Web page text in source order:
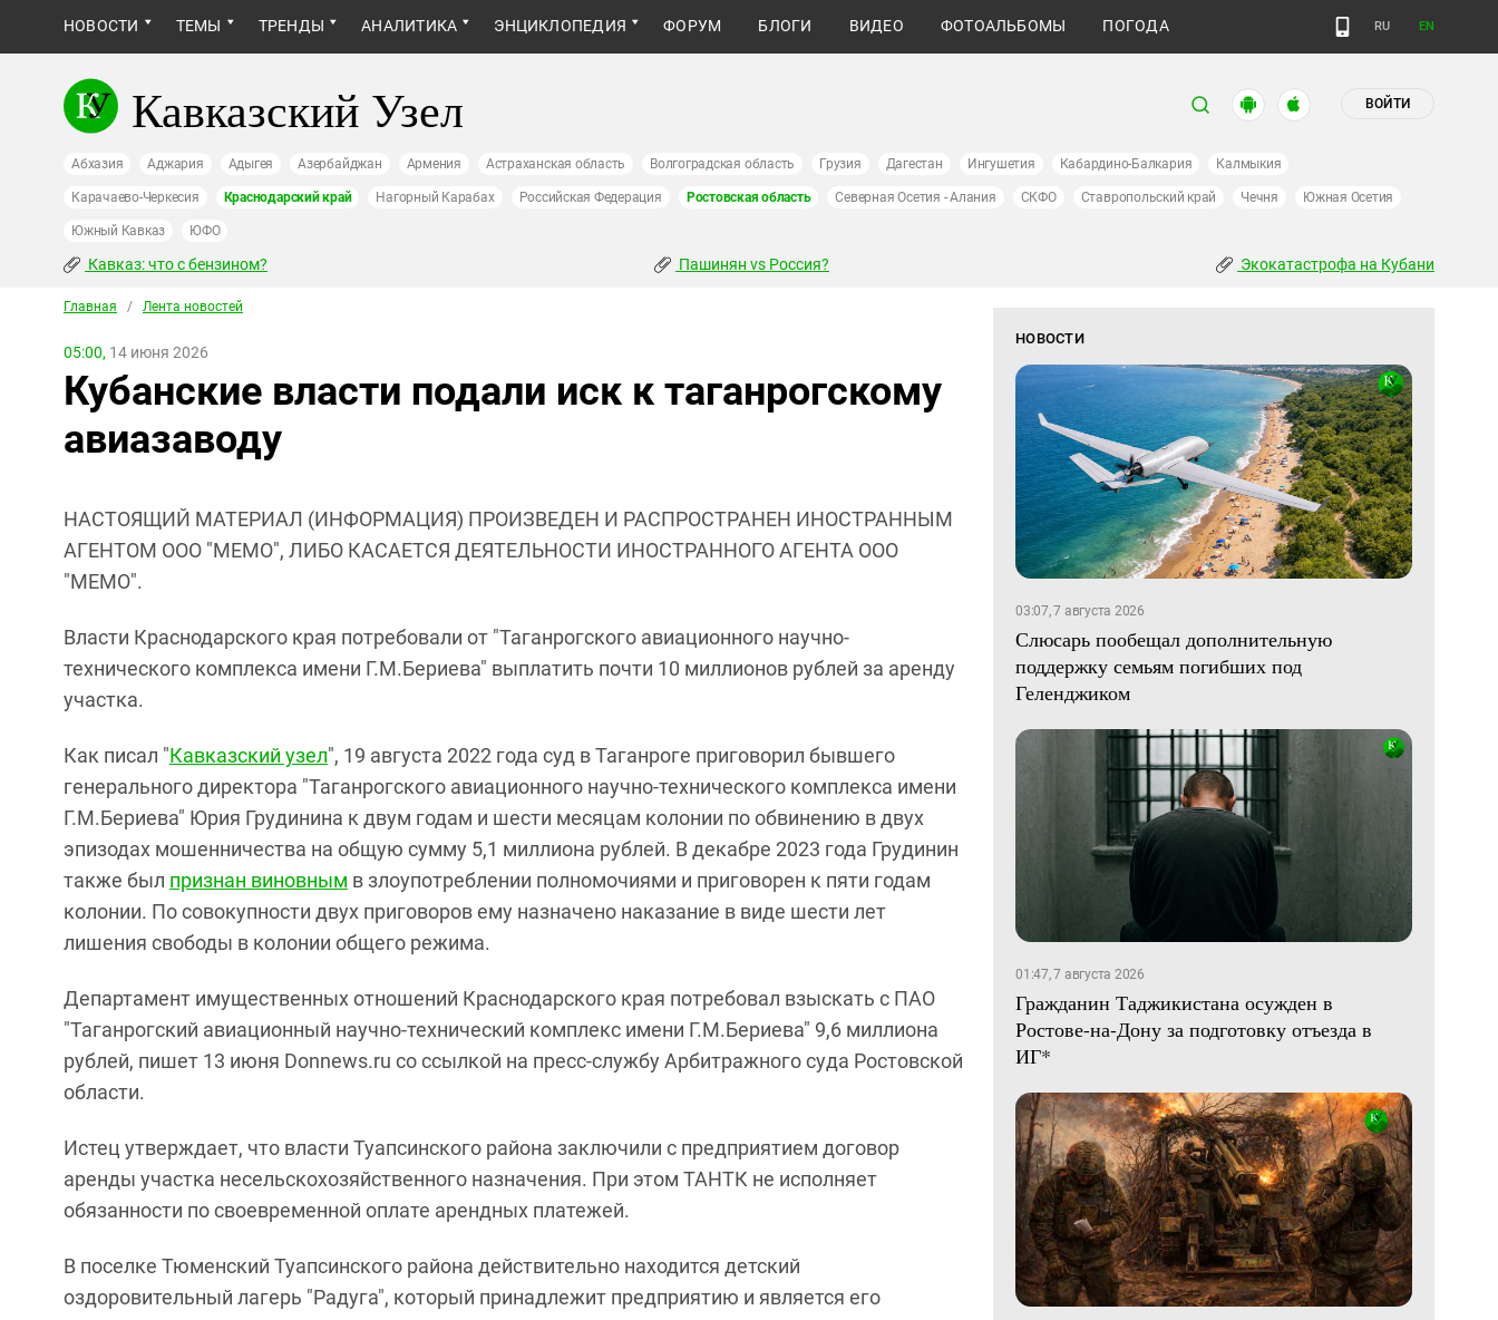
НОВОСТИ ТЕМЫ ТРЕНДЫ АНАЛИТИКА ЭНЦИКЛОПЕДИЯ ФОРУМ БЛОГИ ВИДЕО ФОТОАЛЬБОМЫ ПОГОДА RU EN
Кавказский Узел ВОЙТИ
Абхазия Аджария Адыгея Азербайджан Армения Астраханская область Волгоградская область Грузия Дагестан Ингушетия Кабардино-Балкария Калмыкия
Карачаево-Черкесия Краснодарский край Нагорный Карабах Российская Федерация Ростовская область Северная Осетия - Алания СКФО Ставропольский край Чечня Южная Осетия
Южный Кавказ ЮФО
Кавказ: что с бензином? Пашинян vs Россия? Экокатастрофа на Кубани
Главная / Лента новостей
05:00, 14 июня 2026
Кубанские власти подали иск к таганрогскому
авиазаводу
НАСТОЯЩИЙ МАТЕРИАЛ (ИНФОРМАЦИЯ) ПРОИЗВЕДЕН И РАСПРОСТРАНЕН ИНОСТРАННЫМ
АГЕНТОМ ООО "МЕМО", ЛИБО КАСАЕТСЯ ДЕЯТЕЛЬНОСТИ ИНОСТРАННОГО АГЕНТА ООО
"МЕМО".
Власти Краснодарского края потребовали от "Таганрогского авиационного научно-
технического комплекса имени Г.М.Бериева" выплатить почти 10 миллионов рублей за аренду
участка.
Как писал "Кавказский узел", 19 августа 2022 года суд в Таганроге приговорил бывшего
генерального директора "Таганрогского авиационного научно-технического комплекса имени
Г.М.Бериева" Юрия Грудинина к двум годам и шести месяцам колонии по обвинению в двух
эпизодах мошенничества на общую сумму 5,1 миллиона рублей. В декабре 2023 года Грудинин
также был признан виновным в злоупотреблении полномочиями и приговорен к пяти годам
колонии. По совокупности двух приговоров ему назначено наказание в виде шести лет
лишения свободы в колонии общего режима.
Департамент имущественных отношений Краснодарского края потребовал взыскать с ПАО
"Таганрогский авиационный научно-технический комплекс имени Г.М.Бериева" 9,6 миллиона
рублей, пишет 13 июня Donnews.ru со ссылкой на пресс-службу Арбитражного суда Ростовской
области.
Истец утверждает, что власти Туапсинского района заключили с предприятием договор
аренды участка несельскохозяйственного назначения. При этом ТАНТК не исполняет
обязанности по своевременной оплате арендных платежей.
В поселке Тюменский Туапсинского района действительно находится детский
оздоровительный лагерь "Радуга", который принадлежит предприятию и является его
НОВОСТИ
03:07, 7 августа 2026
Слюсарь пообещал дополнительную
поддержку семьям погибших под
Геленджиком
01:47, 7 августа 2026
Гражданин Таджикистана осужден в
Ростове-на-Дону за подготовку отъезда в
ИГ*